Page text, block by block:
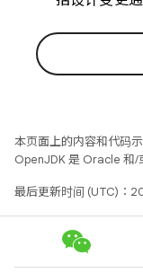
本页面上的内容和代码
OpenJDK 是 Oracle 和/
最后更新时间 (UTC)：